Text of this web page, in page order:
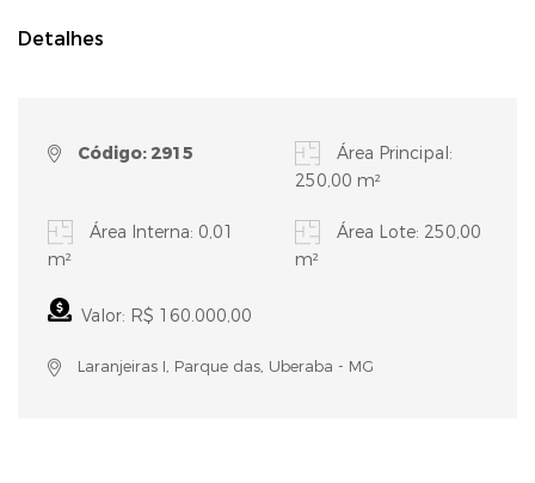
Detalhes
Código: 2915
Área Principal:
250,00 m²
Área Interna: 0,01
m²
Área Lote: 250,00
m²
Valor: R$ 160.000,00
Laranjeiras I, Parque das, Uberaba - MG